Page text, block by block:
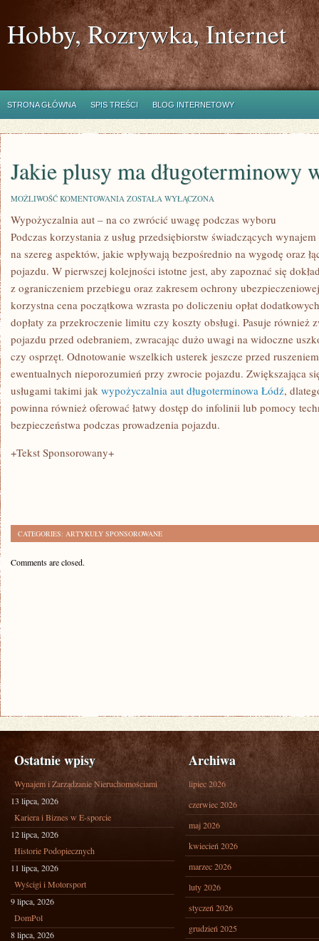
Hobby, Rozrywka, Internet
STRONA GŁÓWNA SPIS TREŚCI BLOG INTERNETOWY
Jakie plusy ma długoterminowy
MOŻLIWOŚĆ KOMENTOWANIA JAKIE
MA
DŁUGOTERMINOWY
WYNAJEM
AUT
ZOSTAŁA WYŁĄCZONA
Wypożyczalnia aut – na co zwrócić uwagę podczas wyboru
Podczas korzystania z usług przedsiębiorstw świadczących
na szereg aspektów, jakie wpływają bezpośrednio na wygodę oraz
pojazdu. W pierwszej kolejności istotne jest, aby zapoznać się
z ograniczeniem przebiegu oraz zakresem ochrony
korzystna cena początkowa wzrasta po doliczeniu opłat
dopłaty za przekroczenie limitu czy koszty obsługi. Pasuje również
pojazdu przed odebraniem, zwracając dużo uwagi na widoczne
czy osprzęt. Odnotowanie wszelkich usterek jeszcze przed
ewentualnych nieporozumień przy zwrocie pojazdu. Zwiększająca
usługami takimi jak wypożyczalnia aut długoterminowa Łódź,
powinna również oferować łatwy dostęp do infolinii lub pomocy
bezpieczeństwa podczas prowadzenia pojazdu.
+Tekst Sponsorowany+
CATEGORIES: ARTYKUŁY SPONSOROWANE
Comments are closed.
Ostatnie wpisy
Wynajem i Zarządzanie Nieruchomościami
13 lipca, 2026
Kariera i Biznes w E-sporcie
12 lipca, 2026
Historie Podopiecznych
11 lipca, 2026
Wyścigi i Motorsport
9 lipca, 2026
DomPol
8 lipca, 2026
Archiwa
lipiec 2026
czerwiec 2026
maj 2026
kwiecień 2026
marzec 2026
luty 2026
styczeń 2026
grudzień 2025